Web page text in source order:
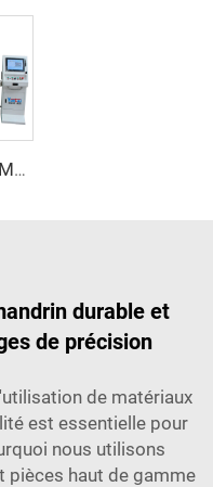
90CNC 6A MS Machine à cintrer tubes CNC avec moteur, pour tubes carrés en fer, cuivre, acier inoxydable et tubes en laiton
durable et
de précision
de matériaux
est essentielle pour
nous utilisons
pièces haut de gamme